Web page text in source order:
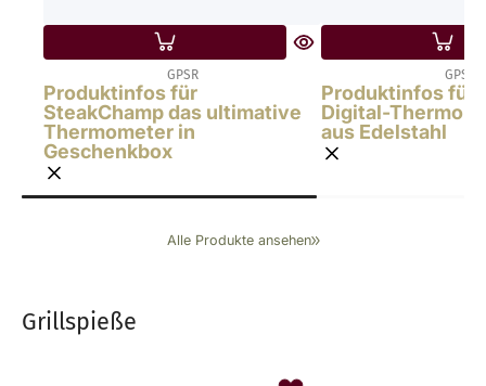
GPSR
Produktinfos für
SteakChamp das ultimative
Thermometer in
Geschenkbox
GPSR
Produktinfos für
Digital-
aus Edelstahl
Alle Produkte ansehen
Grillspieße